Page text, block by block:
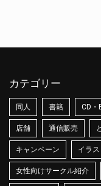
カテゴリー
同人 書籍 CD・
店舗 通信販売
キャンペーン イラ
女性向けサークル紹介